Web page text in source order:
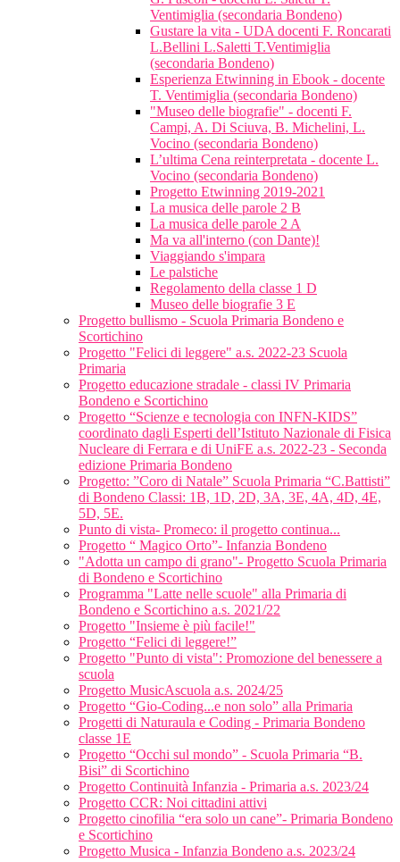
Ventimiglia (secondaria Bondeno)
Gustare la vita - UDA docenti F. Roncarati
L.Bellini L.Saletti T.Ventimiglia
(secondaria Bondeno)
Esperienza Etwinning in Ebook - docente
T. Ventimiglia (secondaria Bondeno)
"Museo delle biografie" - docenti F.
Campi, A. Di Sciuva, B. Michelini, L.
Vocino (secondaria Bondeno)
L’ultima Cena reinterpretata - docente L.
Vocino (secondaria Bondeno)
Progetto Etwinning 2019-2021
La musica delle parole 2 B
La musica delle parole 2 A
Ma va all'interno (con Dante)!
Viaggiando s'impara
Le palstiche
Regolamento della classe 1 D
Museo delle biografie 3 E
Progetto bullismo - Scuola Primaria Bondeno e
Scortichino
Progetto "Felici di leggere" a.s. 2022-23 Scuola
Primaria
Progetto educazione stradale - classi IV Primaria
Bondeno e Scortichino
Progetto “Scienze e tecnologia con INFN-KIDS”
coordinato dagli Esperti dell’Istituto Nazionale di Fisica
Nucleare di Ferrara e di UniFE a.s. 2022-23 - Seconda
edizione Primaria Bondeno
Progetto: ”Coro di Natale” Scuola Primaria “C.Battisti”
di Bondeno Classi: 1B, 1D, 2D, 3A, 3E, 4A, 4D, 4E,
5D, 5E.
Punto di vista- Promeco: il progetto continua...
Progetto “ Magico Orto”- Infanzia Bondeno
"Adotta un campo di grano"- Progetto Scuola Primaria
di Bondeno e Scortichino
Programma "Latte nelle scuole" alla Primaria di
Bondeno e Scortichino a.s. 2021/22
Progetto "Insieme è più facile!"
Progetto “Felici di leggere!”
Progetto "Punto di vista": Promozione del benessere a
scuola
Progetto MusicAscuola a.s. 2024/25
Progetto “Gio-Coding...e non solo” alla Primaria
Progetti di Naturaula e Coding - Primaria Bondeno
classe 1E
Progetto “Occhi sul mondo” - Scuola Primaria “B.
Bisi” di Scortichino
Progetto Continuità Infanzia - Primaria a.s. 2023/24
Progetto CCR: Noi cittadini attivi
Progetto cinofilia “era solo un cane”- Primaria Bondeno
e Scortichino
Progetto Musica - Infanzia Bondeno a.s. 2023/24